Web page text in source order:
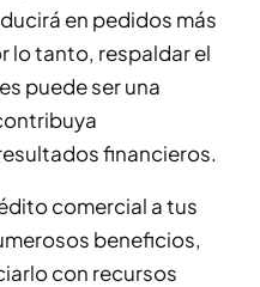
en pedidos más
lo tanto, respaldar el
puede ser una
financieros.
comercial a tus
beneficios,
con recursos